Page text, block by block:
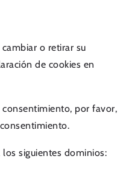
o retirar su
de cookies en
por favor,
siguientes dominios: